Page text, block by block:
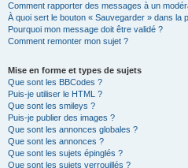
Comment rapporter des messages à un
À quoi sert le bouton « Sauvegarder » dans la
Pourquoi mon message doit être validé ?
Comment remonter mon sujet ?
Mise en forme et types de sujets
Que sont les BBCodes ?
Puis-je utiliser le HTML ?
Que sont les smileys ?
Puis-je publier des images ?
Que sont les annonces globales ?
Que sont les annonces ?
Que sont les sujets épinglés ?
Que sont les sujets verrouillés ?